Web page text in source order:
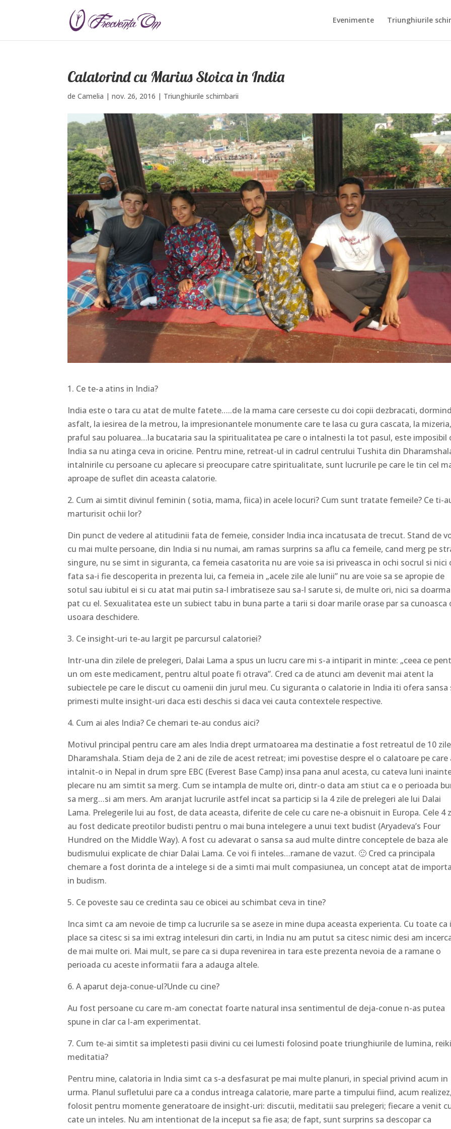
Evenimente Triunghiurile
Calatorind cu Marius Stoica in India
deCamelia |nov. 26, 2016 | Triunghiurile schimbarii
1. Ce te-a atins in India?
India este o tara cu atat de multe fatete…..de la mama care cerseste cu doi copii dezbracati,
asfalt, la iesirea de la metrou, la impresionantele monumente care te lasa cu gura cascata, la mizeria,
praful sau poluarea…la bucataria sau la spiritualitatea pe care o intalnesti la tot pasul, este imposibil
India sa nu atinga ceva in oricine. Pentru mine, retreat-ul in cadrul centrului Tushita din
intalnirile cu persoane cu aplecare si preocupare catre spiritualitate, sunt lucrurile pe care le tin cel
aproape de suflet din aceasta calatorie.
2. Cum ai simtit divinul feminin ( sotia, mama, fiica) in acele locuri? Cum sunt tratate femeile? Ce ti-
marturisit ochii lor?
Din punct de vedere al atitudinii fata de femeie, consider India inca incatusata de trecut. Stand de
cu mai multe persoane, din India si nu numai, am ramas surprins sa aflu ca femeile, cand merg pe
singure, nu se simt in siguranta, ca femeia casatorita nu are voie sa isi priveasca in ochi socrul si nici
fata sa-i fie descoperita in prezenta lui, ca femeia in „acele zile ale lunii” nu are voie sa se apropie de
sotul sau iubitul ei si cu atat mai putin sa-l imbratiseze sau sa-l sarute si, de multe ori, nici sa
pat cu el. Sexualitatea este un subiect tabu in buna parte a tarii si doar marile orase par sa cunoasca
usoara deschidere.
3. Ce insight-uri te-au largit pe parcursul calatoriei?
Intr-una din zilele de prelegeri, Dalai Lama a spus un lucru care mi s-a intiparit in minte: „ceea ce
un om este medicament, pentru altul poate fi otrava”. Cred ca de atunci am devenit mai atent la
subiectele pe care le discut cu oamenii din jurul meu. Cu siguranta o calatorie in India iti ofera sansa
primesti multe insight-uri daca esti deschis si daca vei cauta contextele respective.
4. Cum ai ales India? Ce chemari te-au condus aici?
Motivul principal pentru care am ales India drept urmatoarea ma destinatie a fost retreatul de 10
Dharamshala. Stiam deja de 2 ani de zile de acest retreat; imi povestise despre el o calatoare pe care
intalnit-o in Nepal in drum spre EBC (Everest Base Camp) insa pana anul acesta, cu cateva luni
plecare nu am simtit sa merg. Cum se intampla de multe ori, dintr-o data am stiut ca e o perioada
sa merg…si am mers. Am aranjat lucrurile astfel incat sa particip si la 4 zile de prelegeri ale lui Dalai
Lama. Prelegerile lui au fost, de data aceasta, diferite de cele cu care ne-a obisnuit in Europa. Cele 4
au fost dedicate preotilor budisti pentru o mai buna intelegere a unui text budist (Aryadeva’s Four
Hundred on the Middle Way). A fost cu adevarat o sansa sa aud multe dintre conceptele de baza ale
budismului explicate de chiar Dalai Lama. Ce voi fi inteles…ramane de vazut. 🙂 Cred ca principala
chemare a fost dorinta de a intelege si de a simti mai mult compasiunea, un concept atat de
in budism.
5. Ce poveste sau ce credinta sau ce obicei au schimbat ceva in tine?
Inca simt ca am nevoie de timp ca lucrurile sa se aseze in mine dupa aceasta experienta. Cu toate ca
place sa citesc si sa imi extrag intelesuri din carti, in India nu am putut sa citesc nimic desi am
de mai multe ori. Mai mult, se pare ca si dupa revenirea in tara este prezenta nevoia de a ramane o
perioada cu aceste informatii fara a adauga altele.
6. A aparut deja-conue-ul?Unde cu cine?
Au fost persoane cu care m-am conectat foarte natural insa sentimentul de deja-conue n-as putea
spune in clar ca l-am experimentat.
7. Cum te-ai simtit sa impletesti pasii divini cu cei lumesti folosind poate triunghiurile de lumina,
meditatia?
Pentru mine, calatoria in India simt ca s-a desfasurat pe mai multe planuri, in special privind acum in
urma. Planul sufletului pare ca a condus intreaga calatorie, mare parte a timpului fiind, acum realizez,
folosit pentru momente generatoare de insight-uri: discutii, meditatii sau prelegeri; fiecare a venit
cate un inteles. Nu am intentionat de la inceput sa fie asa; de fapt, sunt surprins sa descopar ca